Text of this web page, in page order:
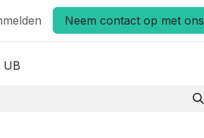
Neem contact op met ons
UB